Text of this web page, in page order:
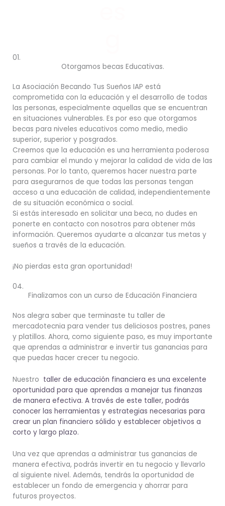
01.
Otorgamos becas Educativas.
La Asociación Becando Tus Sueños IAP está
comprometida con la educación y el desarrollo de todas
las personas, especialmente aquellas que se encuentran
en situaciones vulnerables. Es por eso que otorgamos
becas para niveles educativos como medio, medio
superior, superior y posgrados.
Creemos que la educación es una herramienta poderosa
para cambiar el mundo y mejorar la calidad de vida de las
personas. Por lo tanto, queremos hacer nuestra parte
para asegurarnos de que todas las personas tengan
acceso a una educación de calidad, independientemente
de su situación económica o social.
Si estás interesado en solicitar una beca, no dudes en
ponerte en contacto con nosotros para obtener más
información. Queremos ayudarte a alcanzar tus metas y
sueños a través de la educación.
¡No pierdas esta gran oportunidad!
04.
Finalizamos con un curso de Educación Financiera
Nos alegra saber que terminaste tu taller de
mercadotecnia para vender tus deliciosos postres, panes
y platillos. Ahora, como siguiente paso, es muy importante
que aprendas a administrar e invertir tus ganancias para
que puedas hacer crecer tu negocio.
Nuestro taller de educación financiera es una excelente
oportunidad para que aprendas a manejar tus finanzas
de manera efectiva. A través de este taller, podrás
conocer las herramientas y estrategias necesarias para
crear un plan financiero sólido y establecer objetivos a
corto y largo plazo.
Una vez que aprendas a administrar tus ganancias de
manera efectiva, podrás invertir en tu negocio y llevarlo
al siguiente nivel. Además, tendrás la oportunidad de
establecer un fondo de emergencia y ahorrar para
futuros proyectos.